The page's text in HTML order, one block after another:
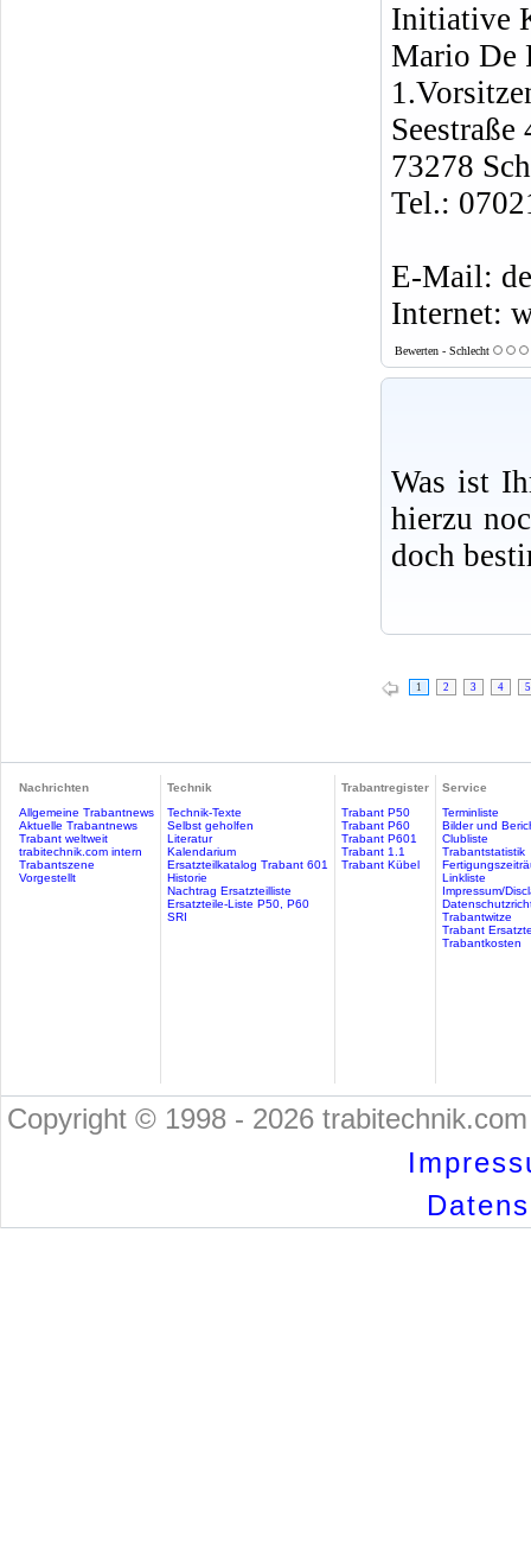
Initiative
Mario De
Seestraße
73278
Tel.:
E-Mail:
Internet:
Bewerten - Schlecht
Was ist
hierzu
doch
1 2 3 4 5
Nachrichten
Allgemeine Trabantnews
Aktuelle Trabantnews
Trabant weltweit
trabitechnik.com intern
Trabantszene
Vorgestellt
Technik
Technik-Texte
Selbst geholfen
Literatur
Kalendarium
Ersatzteilkatalog Trabant 601
Historie
Nachtrag Ersatzteilliste
Ersatzteile-Liste P50, P60
SRI
Trabantregister
Trabant P50
Trabant P60
Trabant P601
Trabant 1.1
Trabant Kübel
Service
Terminliste
Bilder und
Clubliste
Trabantstatistik
Linkliste
Impressum/
Trabantwitze
Trabant
Trabantkosten
Copyright © 1998 - 2026